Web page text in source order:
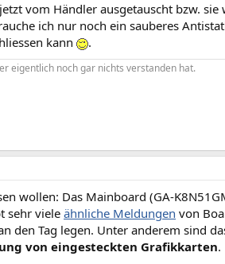
vom Händler ausgetauscht bzw.
ich nur noch ein sauberes
kann
.
eigentlich noch gar nichts verstanden hat.
wollen: Das Mainboard (GA-
sehr viele ähnliche Meldungen von
den Tag legen. Unter anderem sind
von eingesteckten Grafikkarten.